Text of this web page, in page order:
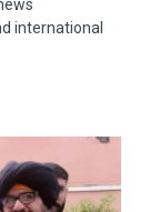
international